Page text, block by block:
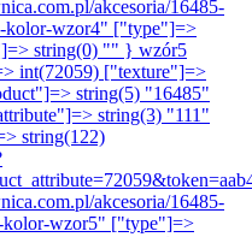
akcesoria/16485-
kolor-wzor4" ["type"]=>
string(0) "" } wzór5
int(72059) ["texture"]=>
string(5) "16485"
string(3) "111"
string(122)
akcesoria/16485-
kolor-wzor5" ["type"]=>